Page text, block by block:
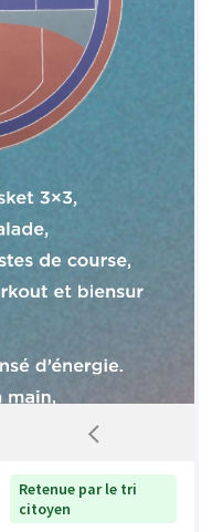
Retenue par le tri
citoyen